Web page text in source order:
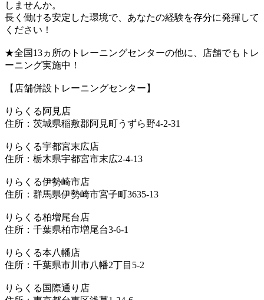
しませんか。
長く働ける安定した環境で、あなたの経験を存分に発揮して
ください！
★全国13ヵ所のトレーニングセンターの他に、店舗でもトレ
ーニング実施中！
【店舗併設トレーニングセンター】
りらくる阿見店
住所：茨城県稲敷郡阿見町うずら野4-2-31
りらくる宇都宮末広店
住所：栃木県宇都宮市末広2-4-13
りらくる伊勢崎市店
住所：群馬県伊勢崎市宮子町3635-13
りらくる柏増尾台店
住所：千葉県柏市増尾台3-6-1
りらくる本八幡店
住所：千葉県市川市八幡2丁目5-2
りらくる国際通り店